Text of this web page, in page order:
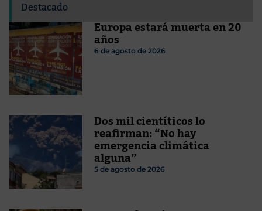
Destacado
Europa estará muerta en 20
años
6 de agosto de 2026
Dos mil cientíticos lo
reafirman: “No hay
emergencia climática
alguna”
5 de agosto de 2026